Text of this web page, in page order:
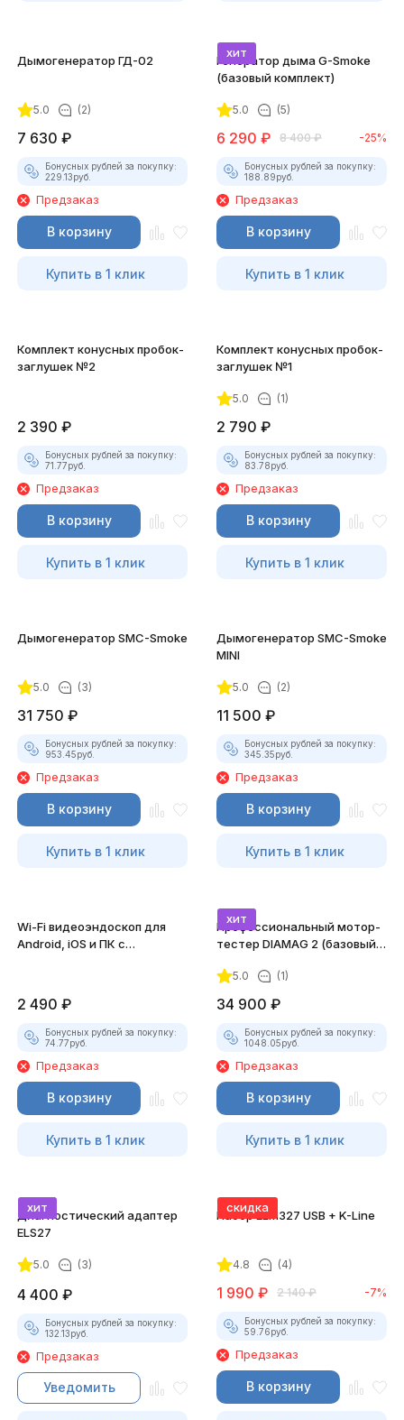
Дымогенератор ГД-02
5.0 (2)
7 630 ₽
Бонусных рублей за покупку:
229.13руб.
Предзаказ
В корзину
Купить в 1 клик
хит
Генератор дыма G-Smoke
(базовый комплект)
5.0 (5)
6 290 ₽ 8 400 ₽ -25%
Бонусных рублей за покупку:
188.89руб.
Предзаказ
В корзину
Купить в 1 клик
Комплект конусных пробок-
заглушек №2
2 390 ₽
Бонусных рублей за покупку:
71.77руб.
Предзаказ
В корзину
Купить в 1 клик
Комплект конусных пробок-
заглушек №1
5.0 (1)
2 790 ₽
Бонусных рублей за покупку:
83.78руб.
Предзаказ
В корзину
Купить в 1 клик
Дымогенератор SMC-Smoke
5.0 (3)
31 750 ₽
Бонусных рублей за покупку:
953.45руб.
Предзаказ
В корзину
Купить в 1 клик
Дымогенератор SMC-Smoke
MINI
5.0 (2)
11 500 ₽
Бонусных рублей за покупку:
345.35руб.
Предзаказ
В корзину
Купить в 1 клик
Wi-Fi видеоэндоскоп для
Android, iOS и ПК с
2 490 ₽
Бонусных рублей за покупку:
74.77руб.
Предзаказ
В корзину
Купить в 1 клик
хит
Профессиональный мотор-
тестер DIAMAG 2 (базовый
5.0 (1)
34 900 ₽
Бонусных рублей за покупку:
1048.05руб.
Предзаказ
В корзину
Купить в 1 клик
хит
Диагностический адаптер
ELS27
5.0 (3)
4 400 ₽
Бонусных рублей за покупку:
132.13руб.
Предзаказ
Уведомить
скидка
Набор ELM327 USB + K-Line
4.8 (4)
1 990 ₽ 2 140 ₽ -7%
Бонусных рублей за покупку:
59.76руб.
Предзаказ
В корзину